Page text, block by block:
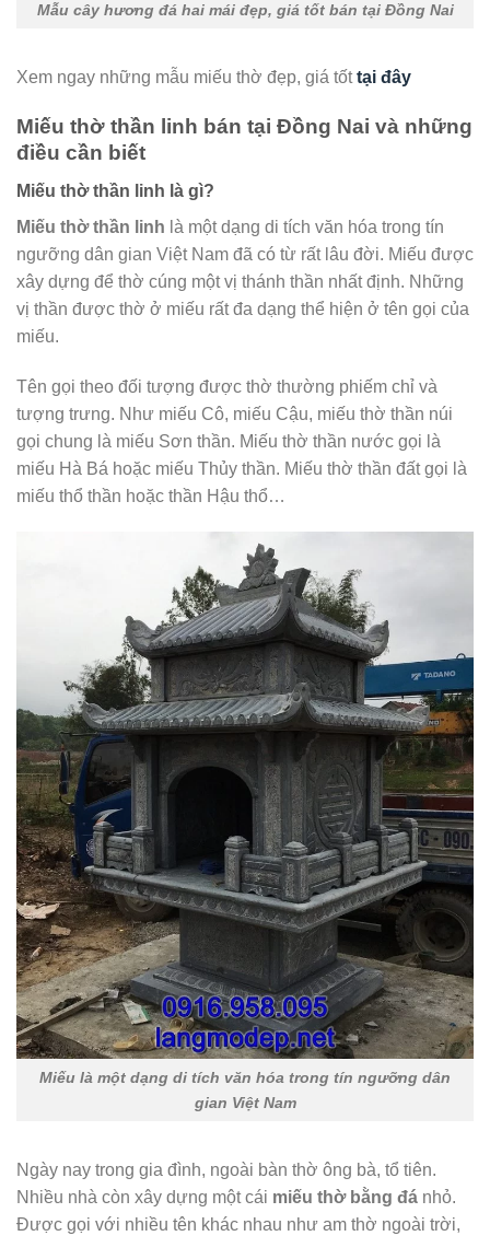
Mẫu cây hương đá hai mái đẹp, giá tốt bán tại Đồng Nai
Xem ngay những mẫu miếu thờ đẹp, giá tốttại đây
Miếu thờ thần linh bán tại Đồng Nai và những
điều cần biết
Miếu thờ thần linh là gì?
Miếu thờ thần linh là một dạng di tích văn hóa trong tín
ngưỡng dân gian Việt Nam đã có từ rất lâu đời. Miếu được
xây dựng để thờ cúng một vị thánh thần nhất định. Những
vị thần được thờ ở miếu rất đa dạng thể hiện ở tên gọi của
miếu.
Tên gọi theo đối tượng được thờ thường phiếm chỉ và
tượng trưng. Như miếu Cô, miếu Cậu, miếu thờ thần núi
gọi chung là miếu Sơn thần. Miếu thờ thần nước gọi là
miếu Hà Bá hoặc miếu Thủy thần. Miếu thờ thần đất gọi là
miếu thổ thần hoặc thần Hậu thổ…
Miếu là một dạng di tích văn hóa trong tín ngưỡng dân
gian Việt Nam
Ngày nay trong gia đình, ngoài bàn thờ ông bà, tổ tiên.
Nhiều nhà còn xây dựng một cái miếu thờ bằng đá nhỏ.
Được gọi với nhiều tên khác nhau như am thờ ngoài trời,